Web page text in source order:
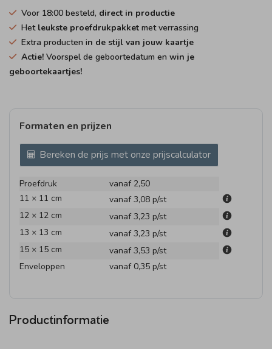
Voor 18:00 besteld, direct in productie
Het leukste proefdrukpakket met verrassing
Extra producten in de stijl van jouw kaartje
Actie! Voorspel de geboortedatum en win je
geboortekaartjes!
Formaten en prijzen
Bereken de prijs met onze prijscalculator
Proefdruk
vanaf 2,50
11 × 11 cm
vanaf 3,08 p/st
12 × 12 cm
vanaf 3,23 p/st
13 × 13 cm
vanaf 3,23 p/st
15 × 15 cm
vanaf 3,53 p/st
Enveloppen
vanaf 0,35 p/st
Productinformatie